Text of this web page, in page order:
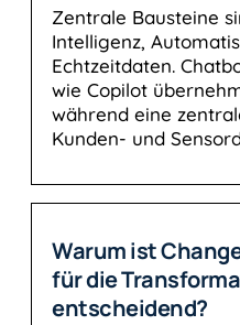
Zentrale Bausteine
Intelligenz,
Echtzeitdaten.
wie Copilot
während eine
Kunden- und
Warum ist
für die
entscheidend?